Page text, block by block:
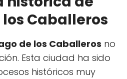
Caballeros
de los Caballeros no
Esta ciudad ha sido
históricos muy